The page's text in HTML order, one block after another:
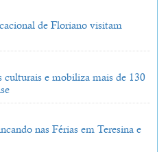
de Floriano visitam
e mobiliza mais de 130
nas Férias em Teresina e